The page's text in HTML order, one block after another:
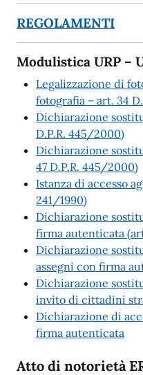
REGOLAMENTI
Modulistica URP –
Legalizzazione di
fotografia – art. 34
Dichiarazione
D.P.R. 445/2000)
Dichiarazione
47 D.P.R. 445/2000)
Istanza di accesso
241/1990)
Dichiarazione
firma autenticata
Dichiarazione
assegni con firma
Dichiarazione
invito di cittadini
Dichiarazione di
firma autenticata
Atto di notorietà